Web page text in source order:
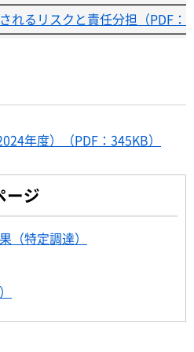
れるリスクと責任分担（PDF：
年度）（PDF：345KB）
ージ
（特定調達）